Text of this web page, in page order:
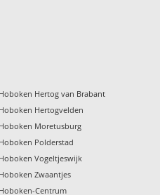
Hertog van Brabant
Hertogvelden
Moretusburg
Polderstad
Vogeltjeswijk
Zwaantjes
Centrum